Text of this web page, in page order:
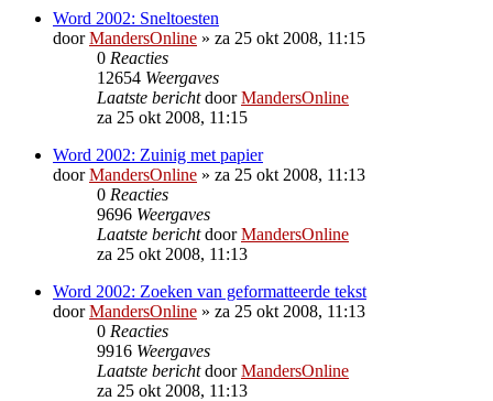
Word 2002: Sneltoesten
doorMandersOnline » za 25 okt 2008, 11:15
0 Reacties
12654 Weergaves
Laatste berichtdoorMandersOnline
za 25 okt 2008, 11:15
Word 2002: Zuinig met papier
doorMandersOnline » za 25 okt 2008, 11:13
0 Reacties
9696 Weergaves
Laatste berichtdoorMandersOnline
za 25 okt 2008, 11:13
Word 2002: Zoeken van geformatteerde tekst
doorMandersOnline » za 25 okt 2008, 11:13
0 Reacties
9916 Weergaves
Laatste berichtdoorMandersOnline
za 25 okt 2008, 11:13